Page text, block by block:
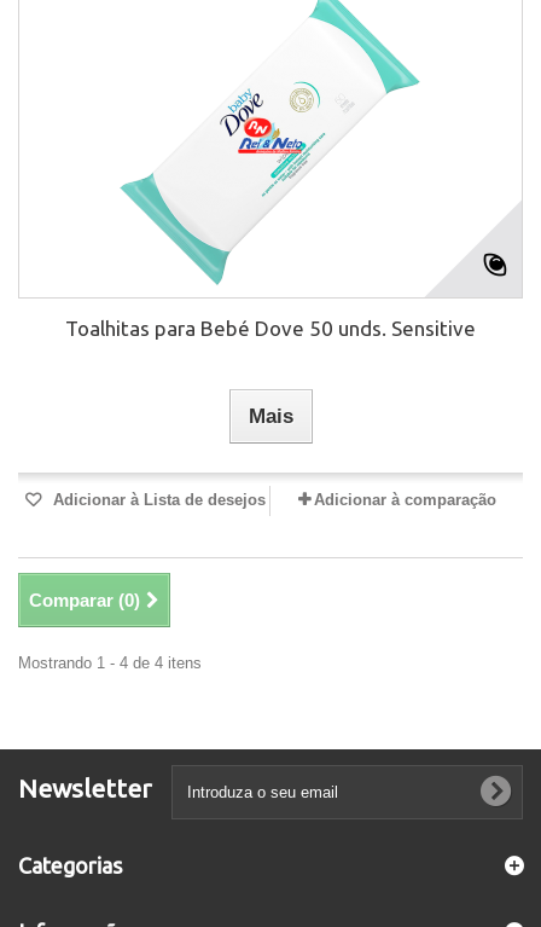
Toalhitas para Bebé Dove 50 unds. Sensitive
Mais
Adicionar à Lista de desejos Adicionar à comparação
Comparar (0)
Mostrando 1 - 4 de 4 itens
Newsletter
Categorias